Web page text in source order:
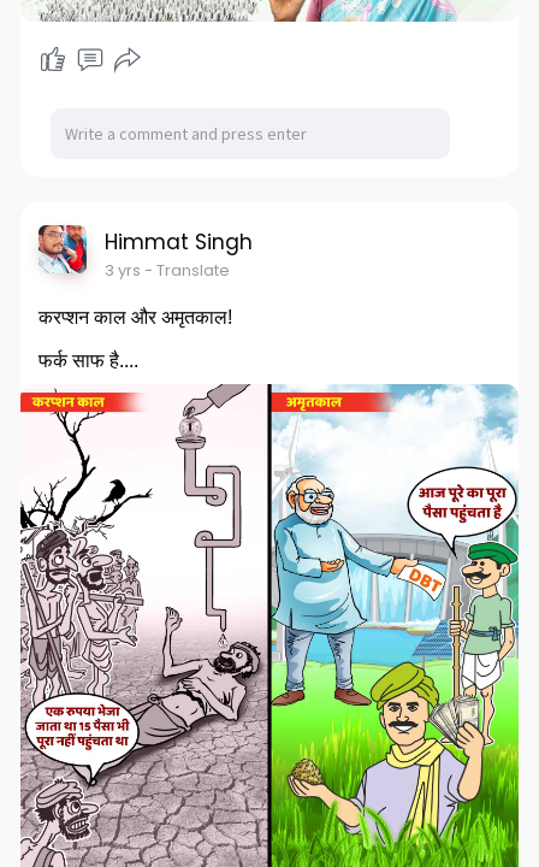
Himmat Singh
3 yrs - Translate
करप्शन काल और अमृतकाल!
फर्क साफ है....